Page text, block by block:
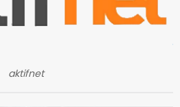
aktifnet